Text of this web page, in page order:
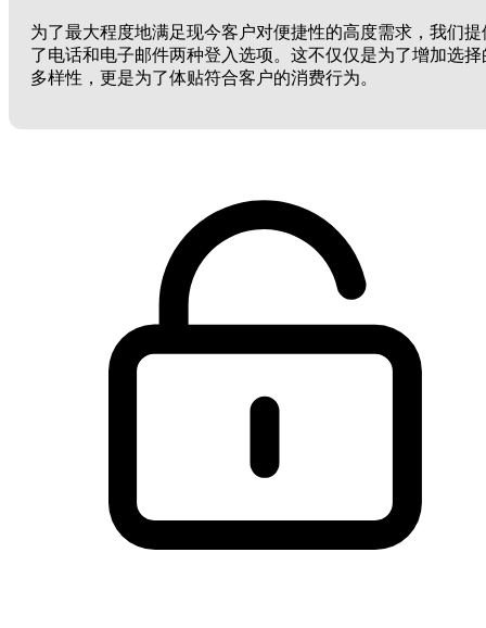
为了最大程度地满足现今客户对便捷性的高度需求，我们提
了电话和电子邮件两种登入选项。这不仅仅是为了增加选择
多样性，更是为了体贴符合客户的消费行为。